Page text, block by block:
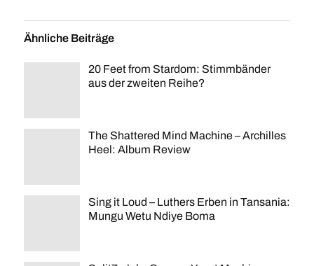
Ähnliche Beiträge
20 Feet from Stardom: Stimmbänder
aus der zweiten Reihe?
The Shattered Mind Machine – Archilles
Heel: Album Review
Sing it Loud – Luthers Erben in Tansania:
Mungu Wetu Ndiye Boma